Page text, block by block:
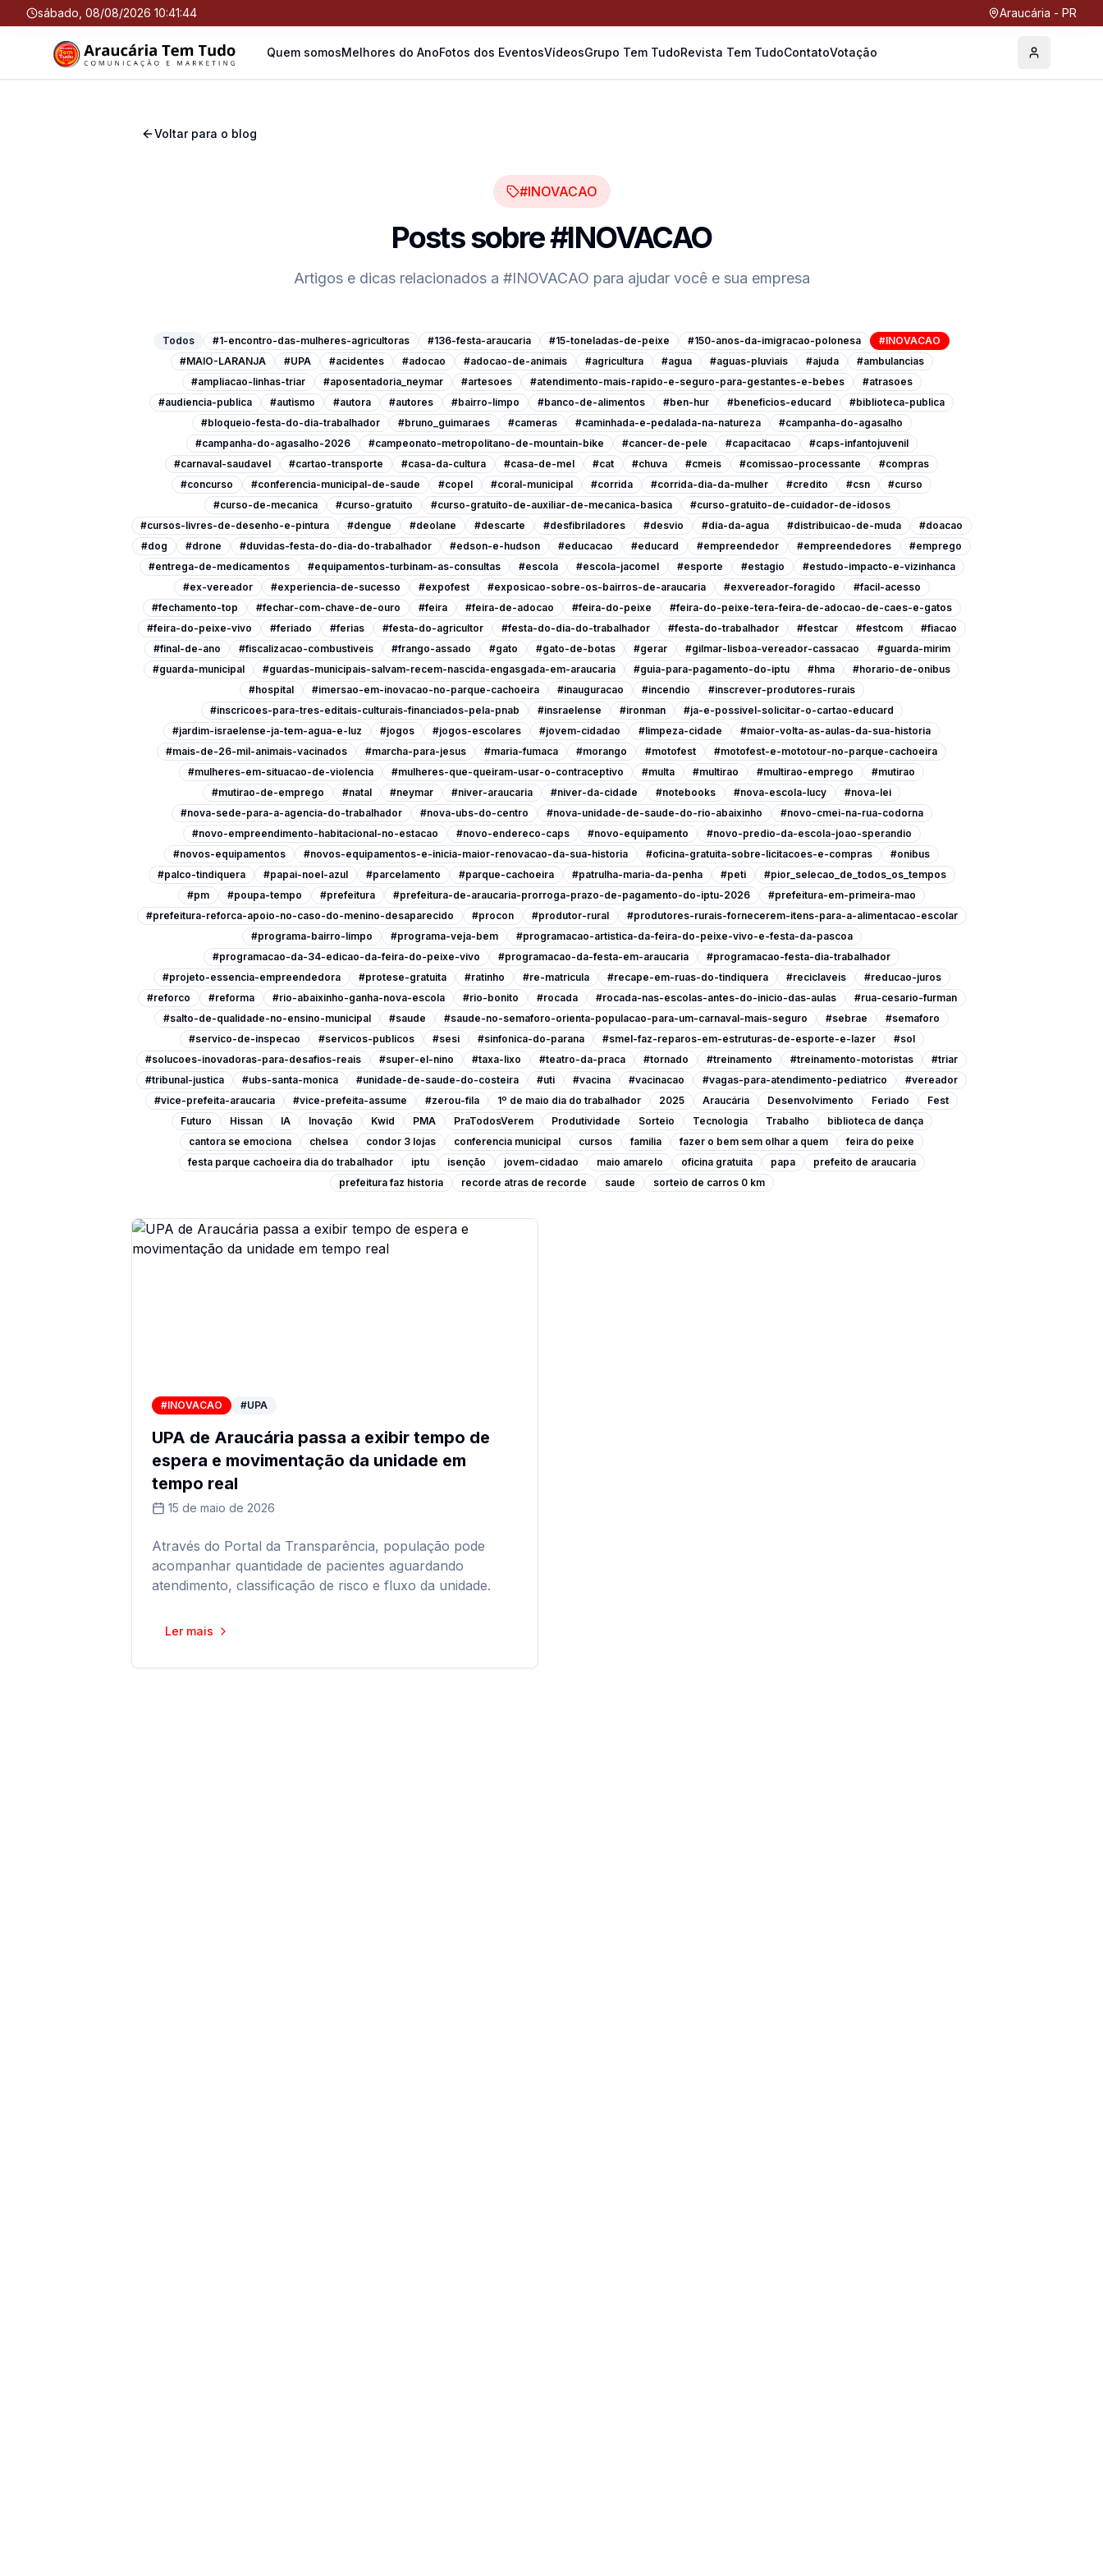
sábado, 08/08/2026 10:41:44 Araucária - PR
Quem somosMelhores do AnoFotos dos EventosVídeosGrupo Tem TudoRevista Tem TudoContatoVotação Perfil
Voltar para o blog
#INOVACAO
Posts sobre#INOVACAO
Artigos e dicas relacionados a #INOVACAO para ajudar você e sua empresa
Todos #1-encontro-das-mulheres-agricultoras #136-festa-araucaria #15-toneladas-de-peixe #150-anos-da-imigracao-polonesa
#INOVACAO
#MAIO-LARANJA
#UPA #acidentes #adocao #adocao-de-animais #agricultura #agua #aguas-pluviais #ajuda
#ambulancias
#ampliacao-linhas-triar
#aposentadoria_neymar #artesoes #atendimento-mais-rapido-e-seguro-para-gestantes-e-bebes
#atrasoes
#audiencia-publica
#autismo #autora #autores #bairro-limpo #banco-de-alimentos #ben-hur #beneficios-educard
#biblioteca-publica
#bloqueio-festa-do-dia-trabalhador
#bruno_guimaraes #cameras #caminhada-e-pedalada-na-natureza
#campanha-do-agasalho
#campanha-do-agasalho-2026
#campeonato-metropolitano-de-mountain-bike #cancer-de-pele #capacitacao
#caps-infantojuvenil
#carnaval-saudavel
#cartao-transporte #casa-da-cultura #casa-de-mel #cat #chuva #cmeis #comissao-processante
#compras
#concurso
#conferencia-municipal-de-saude #copel #coral-municipal #corrida #corrida-dia-da-mulher #credito #csn
#curso
#curso-de-mecanica
#curso-gratuito #curso-gratuito-de-auxiliar-de-mecanica-basica
#curso-gratuito-de-cuidador-de-idosos
#cursos-livres-de-desenho-e-pintura
#dengue #deolane #descarte #desfibriladores #desvio #dia-da-agua #distribuicao-de-muda
#doacao
#dog
#drone #duvidas-festa-do-dia-do-trabalhador #edson-e-hudson #educacao #educard #empreendedor #empreendedores
#emprego
#entrega-de-medicamentos
#equipamentos-turbinam-as-consultas #escola #escola-jacomel #esporte #estagio
#estudo-impacto-e-vizinhanca
#ex-vereador
#experiencia-de-sucesso #expofest #exposicao-sobre-os-bairros-de-araucaria #exvereador-foragido
#facil-acesso
#fechamento-top
#fechar-com-chave-de-ouro #feira #feira-de-adocao #feira-do-peixe
#feira-do-peixe-tera-feira-de-adocao-de-caes-e-gatos
#feira-do-peixe-vivo
#feriado #ferias #festa-do-agricultor #festa-do-dia-do-trabalhador #festa-do-trabalhador #festcar #festcom
#fiacao
#final-de-ano
#fiscalizacao-combustiveis #frango-assado #gato #gato-de-botas #gerar #gilmar-lisboa-vereador-cassacao
#guarda-mirim
#guarda-municipal
#guardas-municipais-salvam-recem-nascida-engasgada-em-araucaria #guia-para-pagamento-do-iptu #hma
#horario-de-onibus
#hospital
#imersao-em-inovacao-no-parque-cachoeira #inauguracao #incendio
#inscrever-produtores-rurais
#inscricoes-para-tres-editais-culturais-financiados-pela-pnab
#insraelense #ironman
#ja-e-possivel-solicitar-o-cartao-educard
#jardim-israelense-ja-tem-agua-e-luz
#jogos #jogos-escolares #jovem-cidadao #limpeza-cidade
#maior-volta-as-aulas-da-sua-historia
#mais-de-26-mil-animais-vacinados
#marcha-para-jesus #maria-fumaca #morango #motofest
#motofest-e-mototour-no-parque-cachoeira
#mulheres-em-situacao-de-violencia
#mulheres-que-queiram-usar-o-contraceptivo #multa #multirao #multirao-emprego
#mutirao
#mutirao-de-emprego
#natal #neymar #niver-araucaria #niver-da-cidade #notebooks #nova-escola-lucy
#nova-lei
#nova-sede-para-a-agencia-do-trabalhador
#nova-ubs-do-centro #nova-unidade-de-saude-do-rio-abaixinho
#novo-cmei-na-rua-codorna
#novo-empreendimento-habitacional-no-estacao
#novo-endereco-caps #novo-equipamento
#novo-predio-da-escola-joao-sperandio
#novos-equipamentos
#novos-equipamentos-e-inicia-maior-renovacao-da-sua-historia #oficina-gratuita-sobre-licitacoes-e-compras
#onibus
#palco-tindiquera
#papai-noel-azul #parcelamento #parque-cachoeira #patrulha-maria-da-penha #peti
#pior_selecao_de_todos_os_tempos
#pm
#poupa-tempo #prefeitura #prefeitura-de-araucaria-prorroga-prazo-de-pagamento-do-iptu-2026
#prefeitura-em-primeira-mao
#prefeitura-reforca-apoio-no-caso-do-menino-desaparecido
#procon #produtor-rural
#produtores-rurais-fornecerem-itens-para-a-alimentacao-escolar
#programa-bairro-limpo
#programa-veja-bem
#programacao-artistica-da-feira-do-peixe-vivo-e-festa-da-pascoa
#programacao-da-34-edicao-da-feira-do-peixe-vivo
#programacao-da-festa-em-araucaria
#programacao-festa-dia-trabalhador
#projeto-essencia-empreendedora
#protese-gratuita #ratinho #re-matricula #recape-em-ruas-do-tindiquera #reciclaveis
#reducao-juros
#reforco
#reforma #rio-abaixinho-ganha-nova-escola #rio-bonito #rocada #rocada-nas-escolas-antes-do-inicio-das-aulas
#rua-cesario-furman
#salto-de-qualidade-no-ensino-municipal
#saude #saude-no-semaforo-orienta-populacao-para-um-carnaval-mais-seguro #sebrae
#semaforo
#servico-de-inspecao
#servicos-publicos #sesi #sinfonica-do-parana #smel-faz-reparos-em-estruturas-de-esporte-e-lazer
#sol
#solucoes-inovadoras-para-desafios-reais
#super-el-nino #taxa-lixo #teatro-da-praca #tornado #treinamento #treinamento-motoristas
#triar
#tribunal-justica
#ubs-santa-monica #unidade-de-saude-do-costeira #uti #vacina #vacinacao #vagas-para-atendimento-pediatrico
#vereador
#vice-prefeita-araucaria
#vice-prefeita-assume #zerou-fila 1º de maio dia do trabalhador 2025 Araucária Desenvolvimento Feriado
Fest
Futuro
Hissan IA Inovação Kwid PMA PraTodosVerem Produtividade Sorteio Tecnologia Trabalho
biblioteca de dança
cantora se emociona
chelsea condor 3 lojas conferencia municipal cursos familia fazer o bem sem olhar a quem
feira do peixe
festa parque cachoeira dia do trabalhador
iptu isenção jovem-cidadao maio amarelo oficina gratuita papa
prefeito de araucaria
prefeitura faz historia
recorde atras de recorde saude sorteio de carros 0 km
#INOVACAO #UPA
UPA de Araucária passa a exibir tempo de
espera e movimentação da unidade em
tempo real
15 de maio de 2026
Através do Portal da Transparência, população pode
acompanhar quantidade de pacientes aguardando
atendimento, classificação de risco e fluxo da unidade.
Ler mais